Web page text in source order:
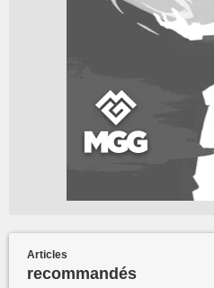
Articles
recommandés